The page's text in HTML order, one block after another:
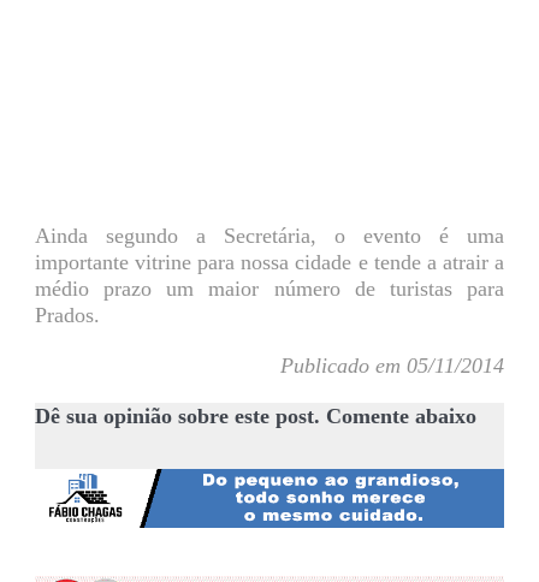
Ainda segundo a Secretária, o evento é uma
importante vitrine para nossa cidade e tende a atrair a
médio prazo um maior número de turistas para
Prados.
Publicado em 05/11/2014
Dê sua opinião sobre este post. Comente abaixo